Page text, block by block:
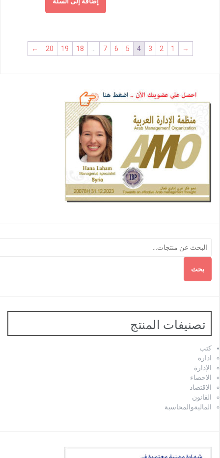
→
1
2
3
4
5
6
7
18
19
20
←
بحث
تصنيفات المنتج
كتب
ادارة
الإدارة
الاحصاء
الاقتصاد
القانون
الماليةوالمحاسبة